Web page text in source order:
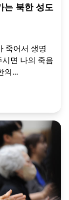
는 북한 성도
죽어서 생명
면 나의 죽음
의...